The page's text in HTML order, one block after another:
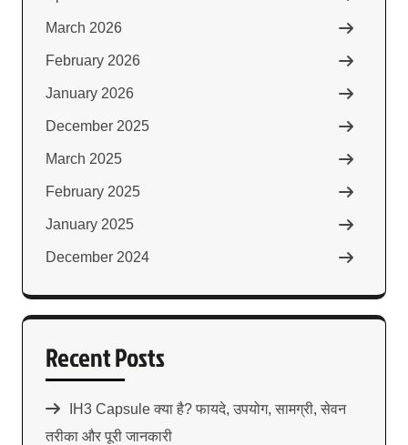
March 2026
February 2026
January 2026
December 2025
March 2025
February 2025
January 2025
December 2024
Recent Posts
IH3 Capsule क्या है? फायदे, उपयोग, सामग्री, सेवन
तरीका और पूरी जानकारी